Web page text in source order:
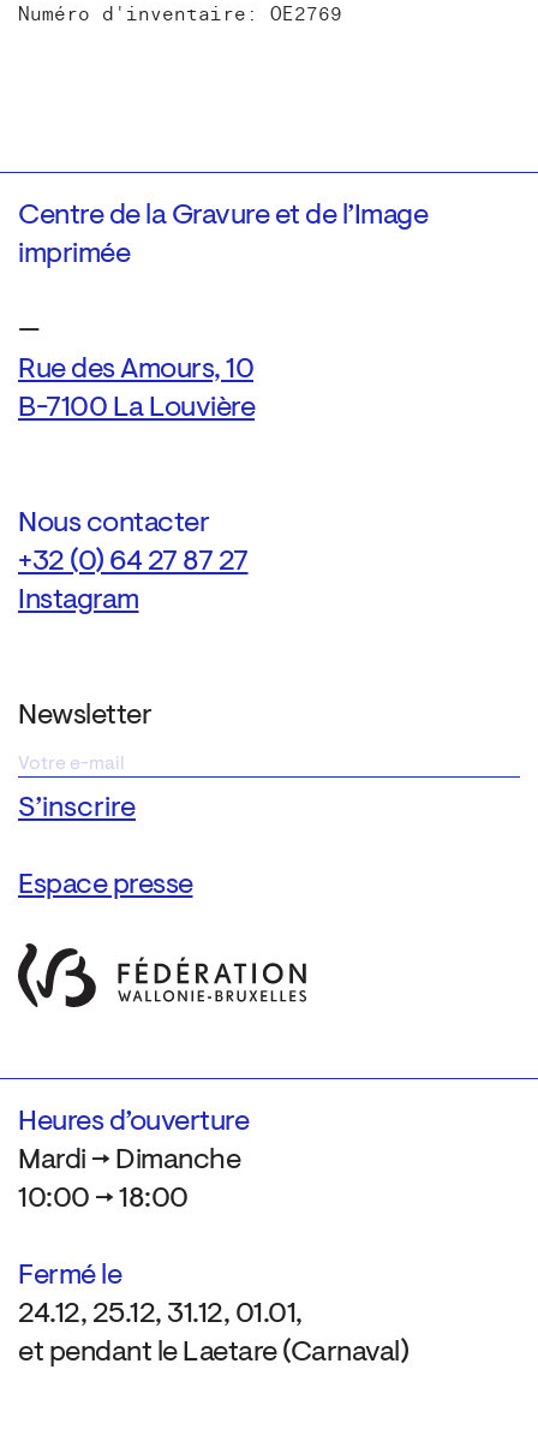
Numéro d'inventaire: OE2769
Centre de la Gravure et de l’Image
imprimée
—
Rue des Amours, 10
B-7100 La Louvière
Nous contacter
+32 (0) 64 27 87 27
Instagram
Newsletter
Espace presse
Heures d’ouverture
Mardi → Dimanche
10:00 → 18:00
Fermé le
24.12, 25.12, 31.12, 01.01,
et pendant le Laetare (Carnaval)